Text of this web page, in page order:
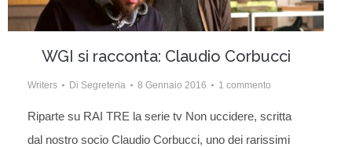
WGI si racconta: Claudio Corbucci
Writers Di Segreteria 8 Gennaio 2016 1 commento
Riparte su RAI TRE la serie tv Non uccidere, scritta
dal nostro socio Claudio Corbucci, uno dei rarissimi